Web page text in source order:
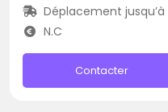
Déplacement jusqu’à
N.C
Contacter